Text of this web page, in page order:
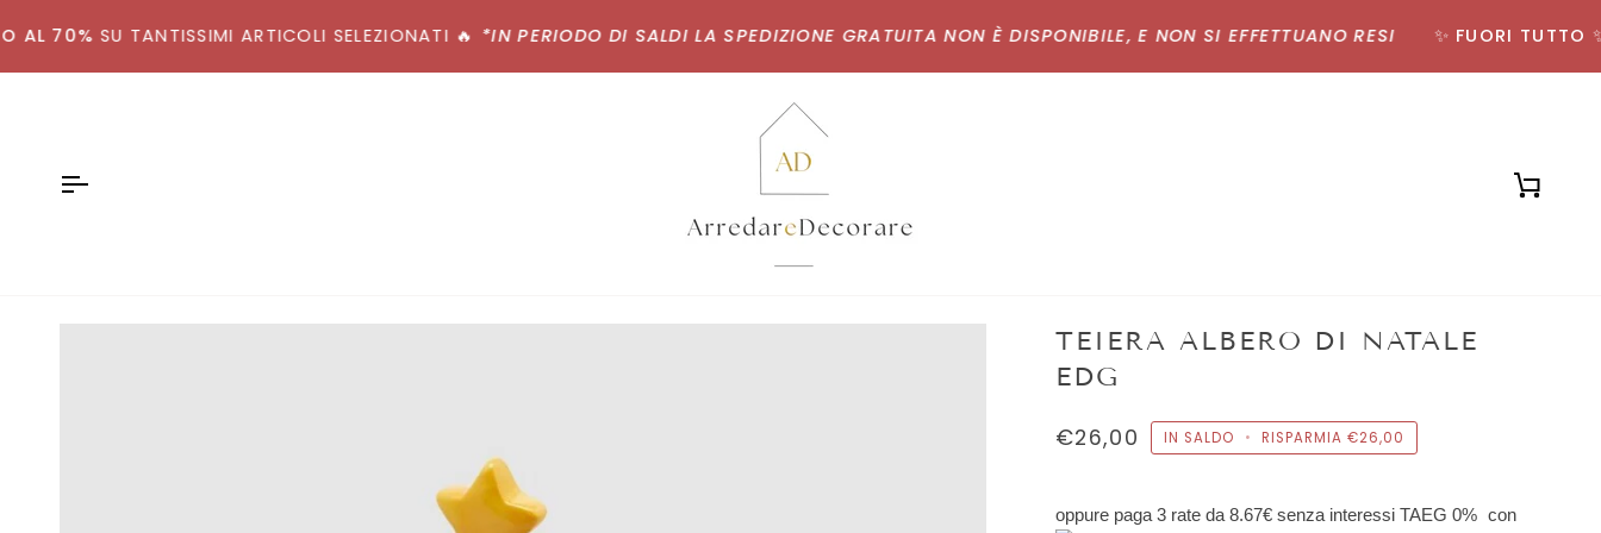
al70%SU TANTISSIMI ARTICOLI SELEZIONATI🔥*IN PERIODO DI SALDI LA SPEDIZIONE GRATUITA NON È DISPONIBILE, E NON SI EFFETTUANO RESI ✨ FUORI TUTTO ✨
TEIERA ALBERO DI NATALE
EDG
€26,00 IN SALDO • RISPARMIA €26,00
oppure paga 3 rate da 8.67€senza interessi TAEG 0% con